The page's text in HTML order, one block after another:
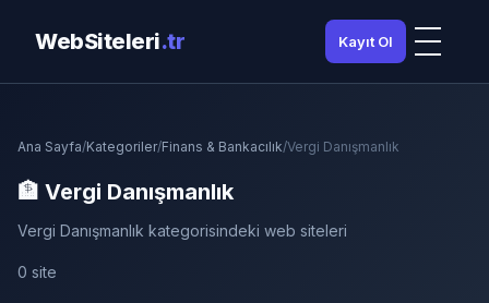
WebSiteleri.tr Kayıt Ol
Ana Sayfa/Kategoriler/Finans & Bankacılık/Vergi Danışmanlık
🏦 Vergi Danışmanlık
Vergi Danışmanlık kategorisindeki web siteleri
0 site